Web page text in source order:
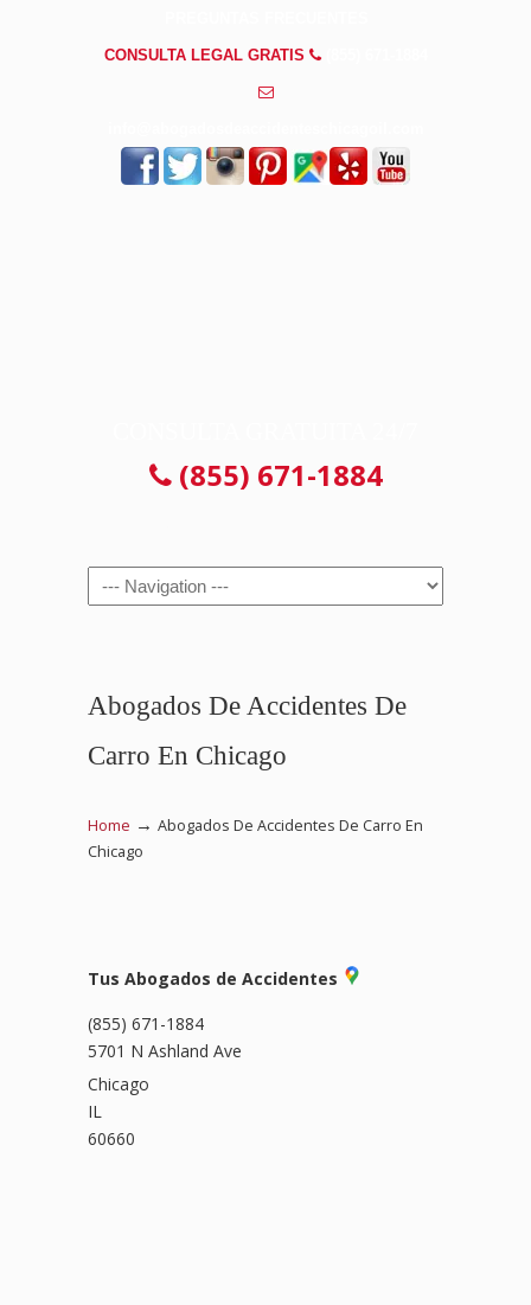
CONSULTA LEGAL GRATIS
(855) 671-1884
Navigation
Abogados De Accidentes De
Carro En Chicago
Home → Abogados De Accidentes De Carro En
Chicago
Tus Abogados de Accidentes
(855) 671-1884
5701 N Ashland Ave
Chicago
IL
60660